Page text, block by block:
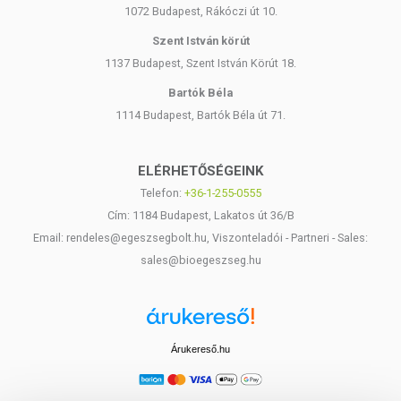
1072 Budapest, Rákóczi út 10.
Szent István körút
1137 Budapest, Szent István Körút 18.
Bartók Béla
1114 Budapest, Bartók Béla út 71.
ELÉRHETŐSÉGEINK
Telefon: +36-1-255-0555
Cím: 1184 Budapest, Lakatos út 36/B
Email: rendeles@egeszsegbolt.hu, Viszonteladói - Partneri - Sales:
sales@bioegeszseg.hu
Árukereső.hu